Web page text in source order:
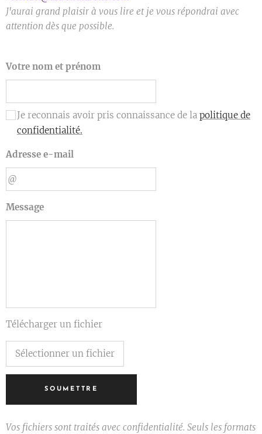
J'aurai grand plaisir à vous lire et je vous répondrai avec
attention dès que possible.
Votre nom et prénom
Je reconnais avoir pris connaissance de la politique de
confidentialité.
Adresse e-mail
Message
Télécharger un fichier
Sélectionner un fichier
SOUMETTRE
Vos fichiers sont traités avec confidentialité. Seuls les formats